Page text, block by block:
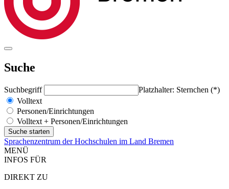
Suche
Suchbegriff
Platzhalter: Sternchen (*)
Volltext
Personen/Einrichtungen
Volltext + Personen/Einrichtungen
Sprachenzentrum der Hochschulen im Land Bremen
MENÜ
INFOS FÜR
DIREKT ZU